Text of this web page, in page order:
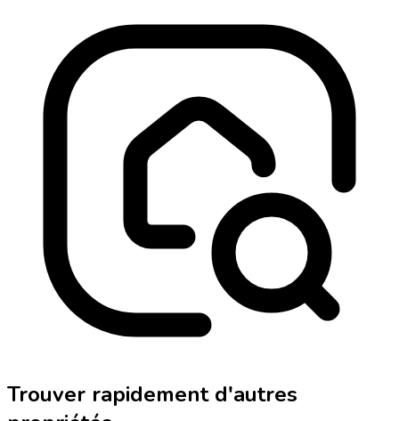
Trouver rapidement d'autres